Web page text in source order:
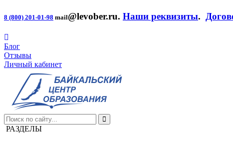
8 (800) 201-01-98 mail@levober.ru. Наши реквизиты.
Блог
Отзывы
Личный кабинет
РАЗДЕЛЫ